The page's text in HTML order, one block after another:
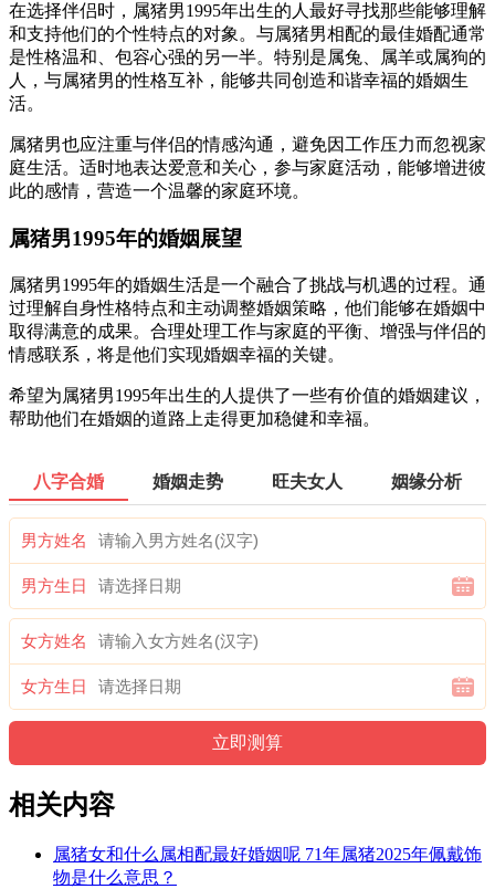
在选择伴侣时，属猪男1995年出生的人最好寻找那些能够理解
和支持他们的个性特点的对象。与属猪男相配的最佳婚配通常
是性格温和、包容心强的另一半。特别是属兔、属羊或属狗的
人，与属猪男的性格互补，能够共同创造和谐幸福的婚姻生
活。
属猪男也应注重与伴侣的情感沟通，避免因工作压力而忽视家
庭生活。适时地表达爱意和关心，参与家庭活动，能够增进彼
此的感情，营造一个温馨的家庭环境。
属猪男1995年的婚姻展望
属猪男1995年的婚姻生活是一个融合了挑战与机遇的过程。通
过理解自身性格特点和主动调整婚姻策略，他们能够在婚姻中
取得满意的成果。合理处理工作与家庭的平衡、增强与伴侣的
情感联系，将是他们实现婚姻幸福的关键。
希望为属猪男1995年出生的人提供了一些有价值的婚姻建议，
帮助他们在婚姻的道路上走得更加稳健和幸福。
八字合婚 婚姻走势 旺夫女人 姻缘分析
男方姓名
男方生日
女方姓名
女方生日
相关内容
属猪女和什么属相配最好婚姻呢 71年属猪2025年佩戴饰
物是什么意思？